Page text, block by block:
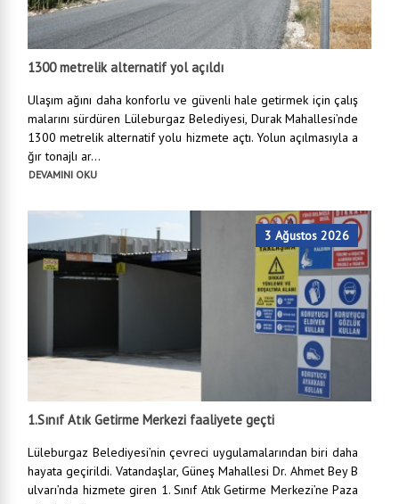
1300 metrelik alternatif yol açıldı
Ulaşım ağını daha konforlu ve güvenli hale getirmek için çalış
malarını sürdüren Lüleburgaz Belediyesi, Durak Mahallesi’nde
1300 metrelik alternatif yolu hizmete açtı. Yolun açılmasıyla a
ğır tonajlı ar...
DEVAMINI OKU
3 Ağustos 2026
1.Sınıf Atık Getirme Merkezi faaliyete geçti
Lüleburgaz Belediyesi’nin çevreci uygulamalarından biri daha
hayata geçirildi. Vatandaşlar, Güneş Mahallesi Dr. Ahmet Bey B
ulvarı’nda hizmete giren 1. Sınıf Atık Getirme Merkezi’ne Paza